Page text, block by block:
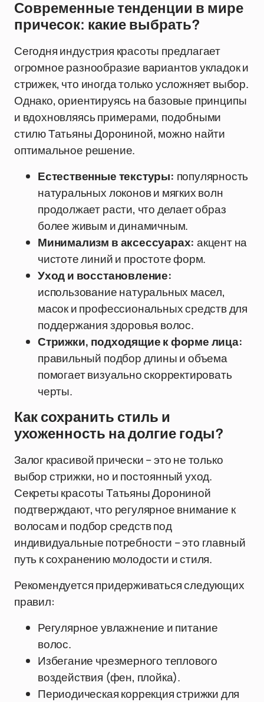
Современные тенденции в мире
причесок: какие выбрать?
Сегодня индустрия красоты предлагает
огромное разнообразие вариантов укладок и
стрижек, что иногда только усложняет выбор.
Однако, ориентируясь на базовые принципы
и вдохновляясь примерами, подобными
стилю Татьяны Дорониной, можно найти
оптимальное решение.
Естественные текстуры: популярность
натуральных локонов и мягких волн
продолжает расти, что делает образ
более живым и динамичным.
Минимализм в аксессуарах: акцент на
чистоте линий и простоте форм.
Уход и восстановление:
использование натуральных масел,
масок и профессиональных средств для
поддержания здоровья волос.
Стрижки, подходящие к форме лица:
правильный подбор длины и объема
помогает визуально скорректировать
черты.
Как сохранить стиль и
ухоженность на долгие годы?
Залог красивой прически – это не только
выбор стрижки, но и постоянный уход.
Секреты красоты Татьяны Дорониной
подтверждают, что регулярное внимание к
волосам и подбор средств под
индивидуальные потребности – это главный
путь к сохранению молодости и стиля.
Рекомендуется придерживаться следующих
правил:
Регулярное увлажнение и питание
волос.
Избегание чрезмерного теплового
воздействия (фен, плойка).
Периодическая коррекция стрижки для